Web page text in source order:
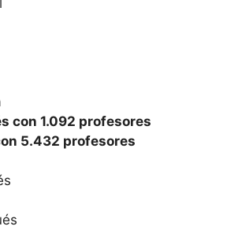
con 1.092 profesores
5.432 profesores